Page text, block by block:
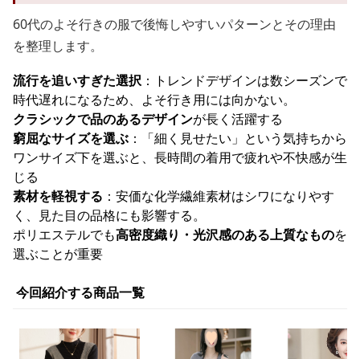
60代のよそ行きの服で後悔しやすいパターンとその理由
を整理します。
流行を追いすぎた選択 ：トレンドデザインは数シーズンで
時代遅れになるため、よそ行き用には向かない。
クラシックで品のあるデザインが長く活躍する
窮屈なサイズを選ぶ ：「細く見せたい」という気持ちから
ワンサイズ下を選ぶと、長時間の着用で疲れや不快感が生
じる
素材を軽視する ：安価な化学繊維素材はシワになりやす
く、見た目の品格にも影響する。
ポリエステルでも高密度織り・光沢感のある上質なものを
選ぶことが重要
今回紹介する商品一覧